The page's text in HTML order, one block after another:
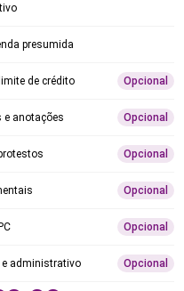
presumida
de crédito Opcional
e anotações Opcional
Opcional
Opcional
Opcional
administrativo Opcional